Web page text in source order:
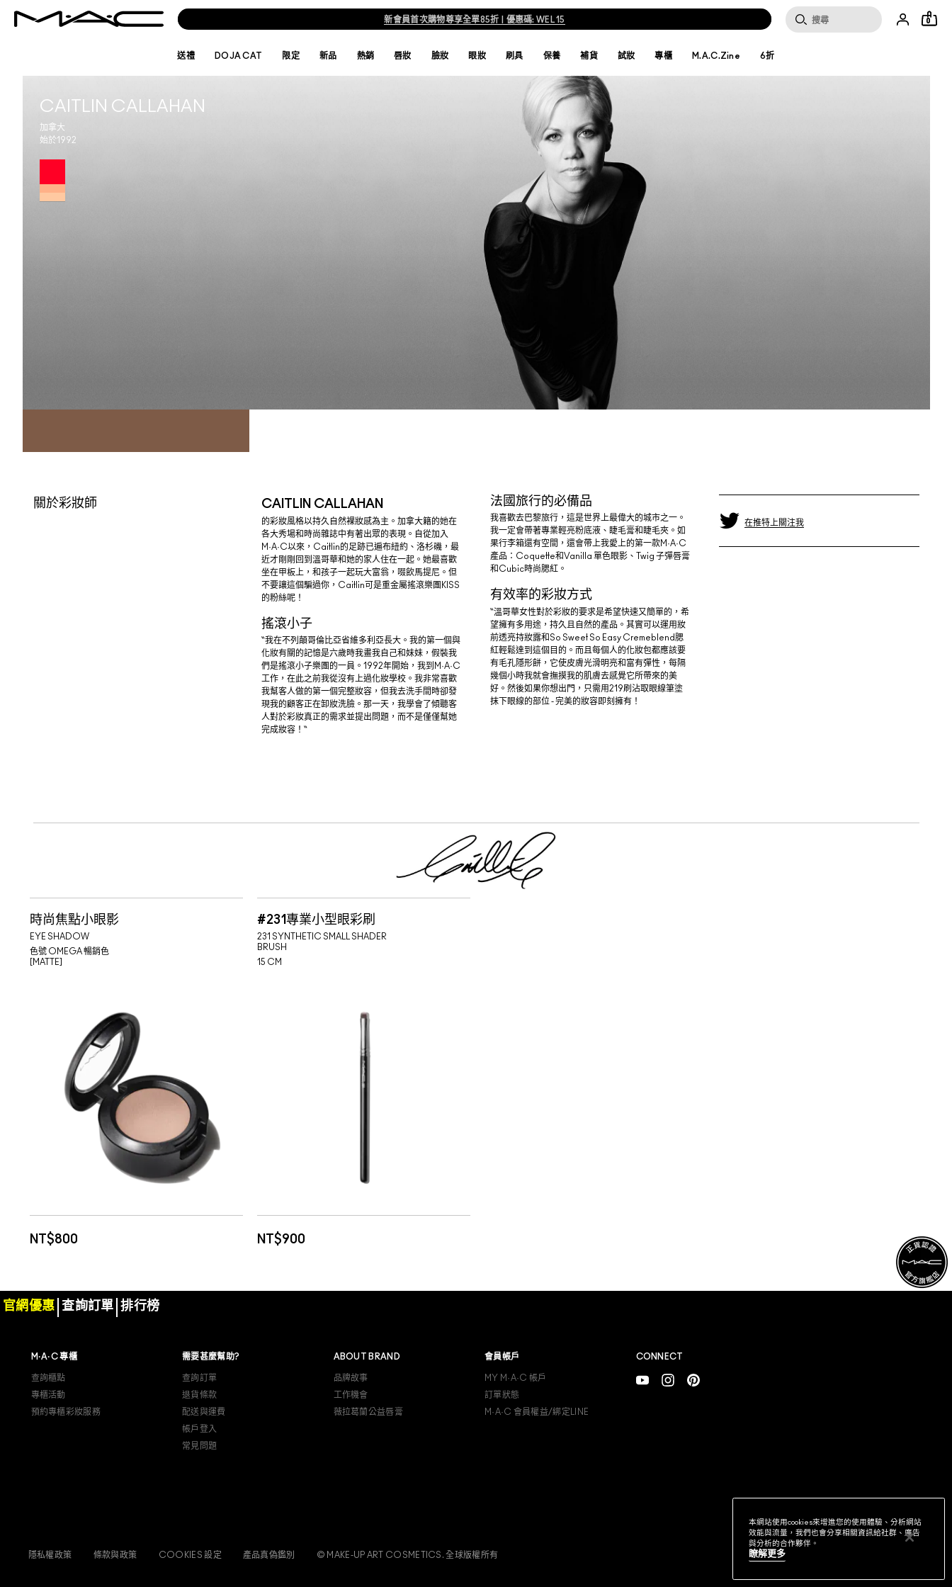
新會員首次購物尊享全單85折 | 優惠碼: WEL15 0
送禮 DOJA CAT 限定 新品 熱銷 唇妝 臉妝 眼妝 刷具 保養 補貨 試妝 專櫃 M.A.C.Zine 6折
彩妝師
CAITLIN CALLAHAN
加拿大
始於1992
關於彩妝師 CAITLIN CALLAHAN
的彩妝風格以持久自然裸妝感為主。加拿大籍的她在
各大秀場和時尚雜誌中有著出眾的表現。自從加入
M·A·C以來，Caitlin的足跡已遍布紐約、洛杉磯，最
近才剛剛回到溫哥華和她的家人住在一起。她最喜歡
坐在甲板上，和孩子一起玩大富翁，啜飲馬提尼。但
不要讓這個騙過你，Caitlin可是重金屬搖滾樂團KISS
的粉絲呢！
搖滾小子
“我在不列顛哥倫比亞省維多利亞長大。我的第一個與
化妝有關的記憶是六歲時我畫我自己和妹妹，假裝我
們是搖滾小子樂團的一員。1992年開始，我到M·A·C
工作，在此之前我從沒有上過化妝學校。我非常喜歡
我幫客人做的第一個完整妝容，但我去洗手間時卻發
現我的顧客正在卸妝洗臉。那一天，我學會了傾聽客
人對於彩妝真正的需求並提出問題，而不是僅僅幫她
完成妝容！“
法國旅行的必備品
我喜歡去巴黎旅行，這是世界上最偉大的城市之一。
我一定會帶著專業輕亮粉底液、睫毛膏和睫毛夾。如
果行李箱還有空間，還會帶上我愛上的第一款M·A·C
產品：Coquette和Vanilla 單色眼影、Twig 子彈唇膏
和Cubic時尚腮紅。
有效率的彩妝方式
“溫哥華女性對於彩妝的要求是希望快速又簡單的，希
望擁有多用途，持久且自然的產品。其實可以運用妝
前透亮持妝露和So Sweet So Easy Cremeblend腮
紅輕鬆達到這個目的。而且每個人的化妝包都應該要
有毛孔隱形餅，它使皮膚光滑明亮和富有彈性，每隔
幾個小時我就會撫摸我的肌膚去感覺它所帶來的美
好。然後如果你想出門，只需用219刷沾取眼線筆塗
抹下眼線的部位 - 完美的妝容即刻擁有！
在推特上關注我
時尚焦點小眼影
EYE SHADOW
色號 OMEGA 暢銷色
[MATTE]
NT$800
#231專業小型眼彩刷
231 SYNTHETIC SMALL SHADER
BRUSH
15 CM
NT$900
官網優惠 查詢訂單 排行榜
M·A·C 專櫃
查詢櫃點
專櫃活動
預約專櫃彩妝服務
需要甚麼幫助?
查詢訂單
退貨條款
配送與運費
帳戶登入
常見問題
ABOUT BRAND
品牌故事
工作機會
薇拉葛蘭公益唇膏
會員帳戶
MY M·A·C 帳戶
訂單狀態
M·A·C 會員權益/綁定LINE
CONNECT
隱私權政策 條款與政策 COOKIES 設定 產品真偽鑑別 © MAKE-UP ART COSMETICS. 全球版權所有
本網站使用cookies來增進您的使用體驗、分析網站
效能與流量，我們也會分享相關資訊給社群、廣告
與分析的合作夥伴。
瞭解更多